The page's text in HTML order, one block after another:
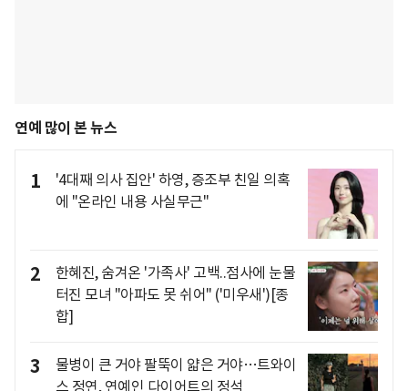
연예 많이 본 뉴스
1
'4대째 의사 집안' 하영, 증조부 친일 의혹
에 "온라인 내용 사실무근"
2
한혜진, 숨겨온 '가족사' 고백..점사에 눈물
터진 모녀 "아파도 못 쉬어" ('미우새')[종
합]
3
물병이 큰 거야 팔뚝이 얇은 거야…트와이
스 정연, 연예인 다이어트의 정석